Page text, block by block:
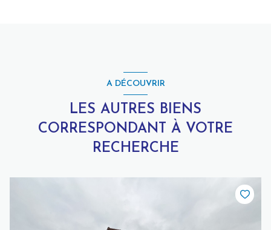
A DÉCOUVRIR
LES AUTRES BIENS
CORRESPONDANT À VOTRE
RECHERCHE